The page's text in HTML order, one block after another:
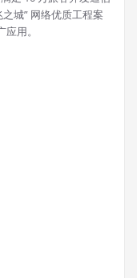
城” 网络优质工程案
用。